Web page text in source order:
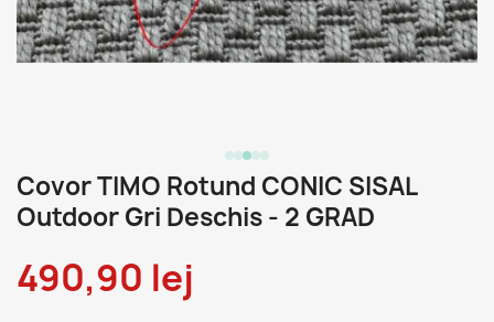
Covor TIMO Rotund CONIC SISAL
Outdoor Gri Deschis - 2 GRAD
490,90 lej